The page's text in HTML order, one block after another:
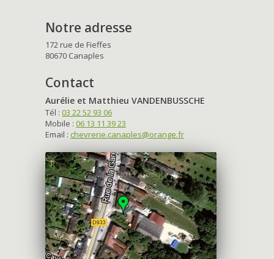
Notre adresse
172 rue de Fieffes
80670 Canaples
Contact
Aurélie et Matthieu VANDENBUSSCHE
Tél : 03 22 52 93 06
Mobile : 06 13 11 39 23
Email : chevrerie.canaples@orange.fr